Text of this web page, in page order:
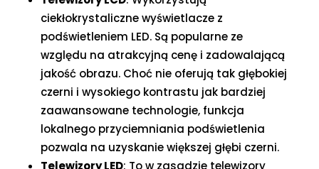
ciekłokrystaliczne wyświetlacze z
podświetleniem LED. Są popularne ze
względu na atrakcyjną cenę i zadowalającą
jakość obrazu. Choć nie oferują tak głębokiej
czerni i wysokiego kontrastu jak bardziej
zaawansowane technologie, funkcja
lokalnego przyciemniania podświetlenia
pozwala na uzyskanie większej głębi czerni.
Telewizory LED: To w zasadzie telewizory